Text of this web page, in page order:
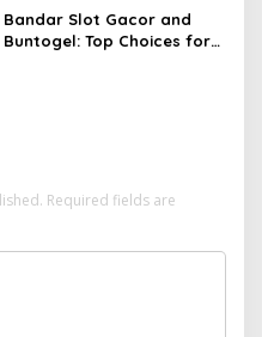
Angka
Bandar Slot Gacor and
Buntogel: Top Choices for
Required fields are